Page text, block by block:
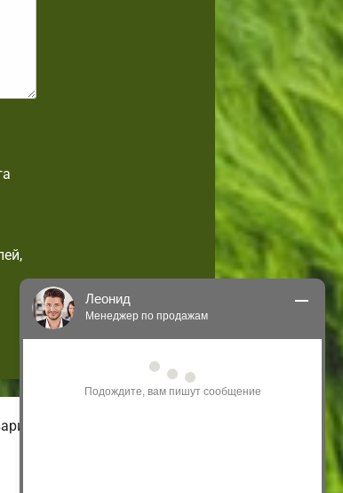
домов.
Леонид
Менеджер по продажам
Здравствуйте! Я могу
проконсультировать Вас по нашим
акциям и проектам.